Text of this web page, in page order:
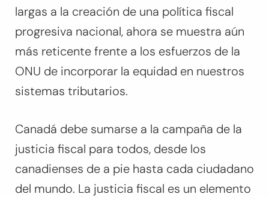
largas a la creación de una política fiscal
progresiva nacional, ahora se muestra aún
más reticente frente a los esfuerzos de la
ONU de incorporar la equidad en nuestros
sistemas tributarios.
Canadá debe sumarse a la campaña de la
justicia fiscal para todos, desde los
canadienses de a pie hasta cada ciudadano
del mundo. La justicia fiscal es un elemento